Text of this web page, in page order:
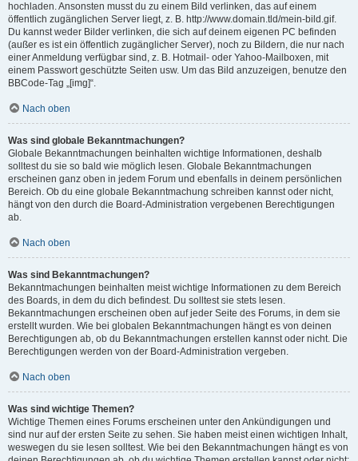
hochladen. Ansonsten musst du zu einem Bild verlinken, das auf einem
öffentlich zugänglichen Server liegt, z. B. http://www.domain.tld/mein-bild.gif.
Du kannst weder Bilder verlinken, die sich auf deinem eigenen PC befinden
(außer es ist ein öffentlich zugänglicher Server), noch zu Bildern, die nur nach
einer Anmeldung verfügbar sind, z. B. Hotmail- oder Yahoo-Mailboxen, mit
einem Passwort geschützte Seiten usw. Um das Bild anzuzeigen, benutze den
BBCode-Tag „[img]“.
Nach oben
Was sind globale Bekanntmachungen?
Globale Bekanntmachungen beinhalten wichtige Informationen, deshalb
solltest du sie so bald wie möglich lesen. Globale Bekanntmachungen
erscheinen ganz oben in jedem Forum und ebenfalls in deinem persönlichen
Bereich. Ob du eine globale Bekanntmachung schreiben kannst oder nicht,
hängt von den durch die Board-Administration vergebenen Berechtigungen
ab.
Nach oben
Was sind Bekanntmachungen?
Bekanntmachungen beinhalten meist wichtige Informationen zu dem Bereich
des Boards, in dem du dich befindest. Du solltest sie stets lesen.
Bekanntmachungen erscheinen oben auf jeder Seite des Forums, in dem sie
erstellt wurden. Wie bei globalen Bekanntmachungen hängt es von deinen
Berechtigungen ab, ob du Bekanntmachungen erstellen kannst oder nicht. Die
Berechtigungen werden von der Board-Administration vergeben.
Nach oben
Was sind wichtige Themen?
Wichtige Themen eines Forums erscheinen unter den Ankündigungen und
sind nur auf der ersten Seite zu sehen. Sie haben meist einen wichtigen Inhalt,
weswegen du sie lesen solltest. Wie bei den Bekanntmachungen hängt es von